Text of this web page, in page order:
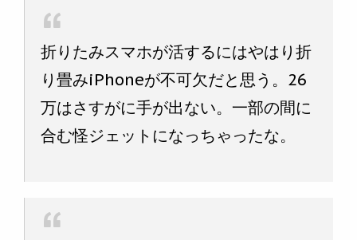
折りたみスマホが活するにはやはり折
り畳みiPhoneが不可欠だと思う。26
万はさすがに手が出ない。一部の間に
合む怪ジェットになっちゃったな。